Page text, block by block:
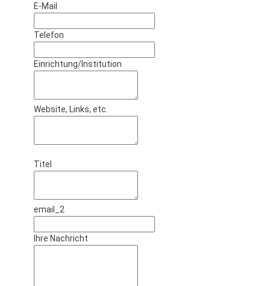
E-Mail
Telefon
Einrichtung/Institution
Website, Links, etc.
Titel
email_2
Ihre Nachricht